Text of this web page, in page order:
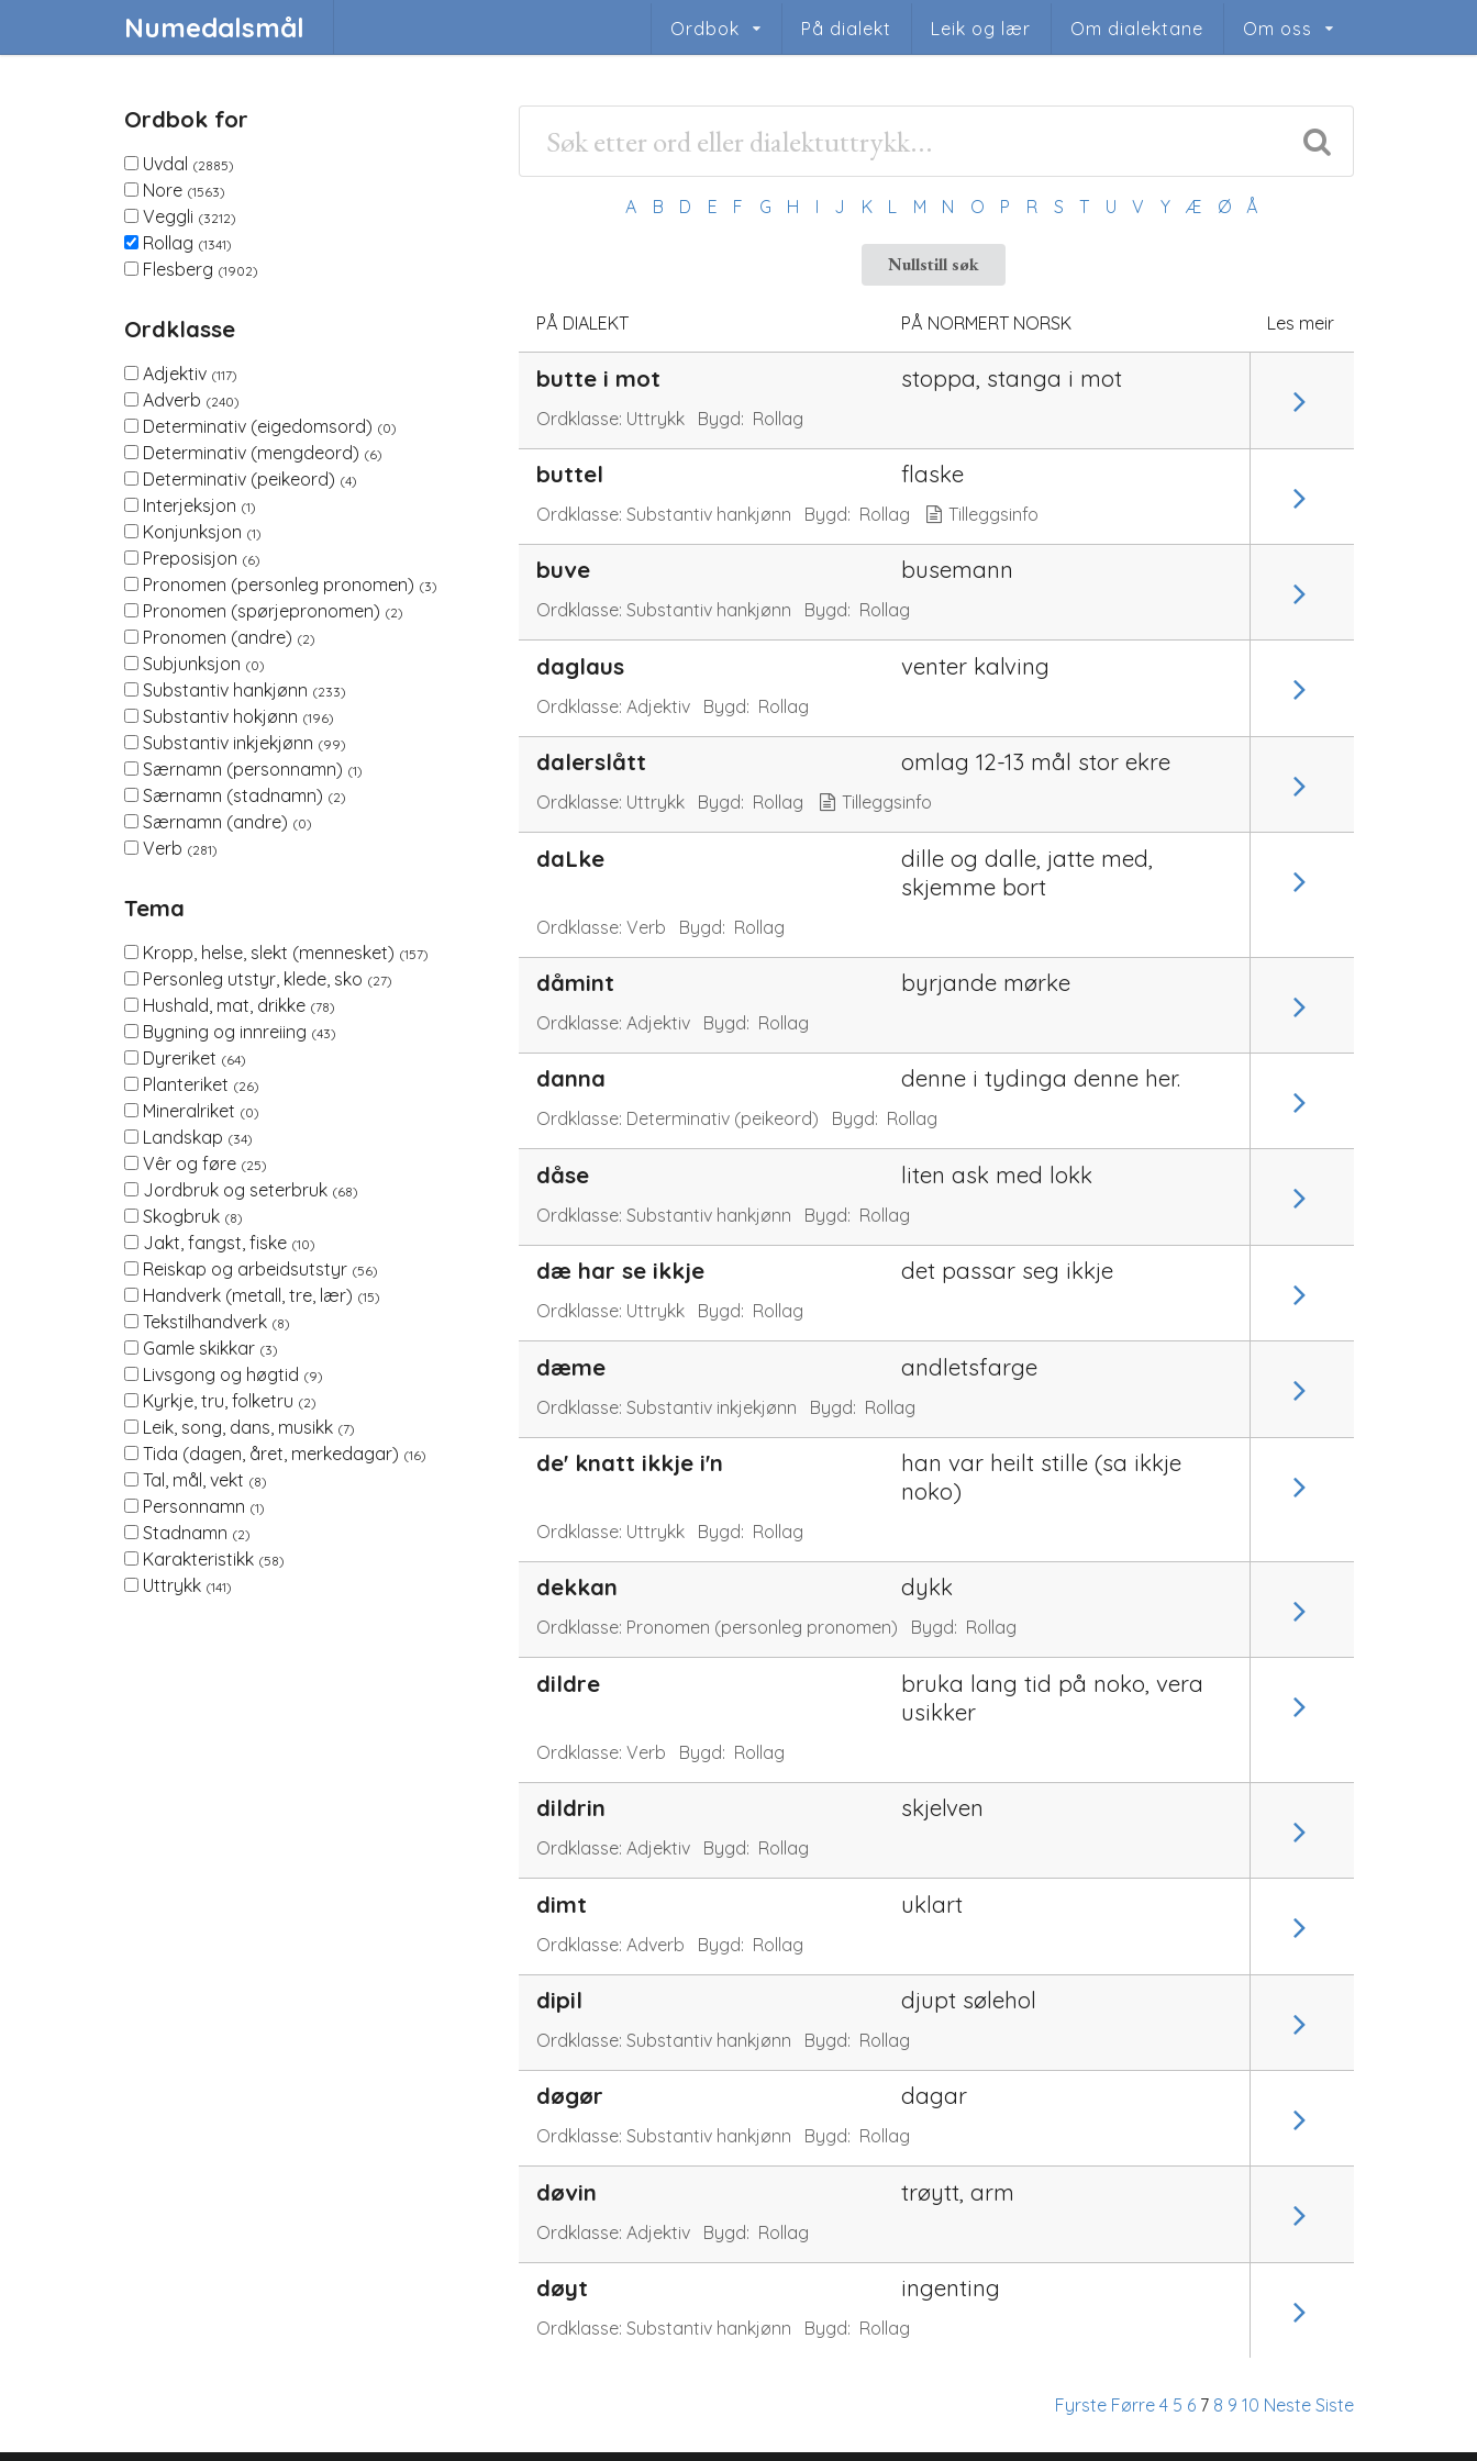
Numedalsmål Ordbok På dialekt Leik og lær Om dialektane Om oss
Ordbok for
Uvdal (2885)
Nore (1563)
Veggli (3212)
Rollag (1341)
Flesberg (1902)
Ordklasse
Adjektiv (117)
Adverb (240)
Determinativ (eigedomsord) (0)
Determinativ (mengdeord) (6)
Determinativ (peikeord) (4)
Interjeksjon (1)
Konjunksjon (1)
Preposisjon (6)
Pronomen (personleg pronomen) (3)
Pronomen (spørjepronomen) (2)
Pronomen (andre) (2)
Subjunksjon (0)
Substantiv hankjønn (233)
Substantiv hokjønn (196)
Substantiv inkjekjønn (99)
Særnamn (personnamn) (1)
Særnamn (stadnamn) (2)
Særnamn (andre) (0)
Verb (281)
Tema
Kropp, helse, slekt (mennesket) (157)
Personleg utstyr, klede, sko (27)
Hushald, mat, drikke (78)
Bygning og innreiing (43)
Dyreriket (64)
Planteriket (26)
Mineralriket (0)
Landskap (34)
Vêr og føre (25)
Jordbruk og seterbruk (68)
Skogbruk (8)
Jakt, fangst, fiske (10)
Reiskap og arbeidsutstyr (56)
Handverk (metall, tre, lær) (15)
Tekstilhandverk (8)
Gamle skikkar (3)
Livsgong og høgtid (9)
Kyrkje, tru, folketru (2)
Leik, song, dans, musikk (7)
Tida (dagen, året, merkedagar) (16)
Tal, mål, vekt (8)
Personnamn (1)
Stadnamn (2)
Karakteristikk (58)
Uttrykk (141)
A B D E F G H I J K L M N O P R S T U V Y Æ Ø Å
Nullstill søk
PÅ DIALEKT PÅ NORMERT NORSK Les meir
butte i mot stoppa, stanga i mot
Ordklasse: Uttrykk Bygd: Rollag
buttel flaske
Ordklasse:Substantiv hankjønn Bygd: Rollag Tilleggsinfo
buve busemann
Ordklasse:Substantiv hankjønn Bygd: Rollag
daglaus venter kalving
Ordklasse:Adjektiv Bygd: Rollag
dalerslått omlag 12-13 mål stor ekre
Ordklasse: Uttrykk Bygd: Rollag Tilleggsinfo
daLke
dille og dalle, jatte med,
skjemme bort
Ordklasse:Verb Bygd: Rollag
dåmint byrjande mørke
Ordklasse:Adjektiv Bygd: Rollag
danna denne i tydinga denne her.
Ordklasse: Determinativ (peikeord) Bygd: Rollag
dåse liten ask med lokk
Ordklasse:Substantiv hankjønn Bygd: Rollag
dæ har se ikkje det passar seg ikkje
Ordklasse: Uttrykk Bygd: Rollag
dæme andletsfarge
Ordklasse:Substantiv inkjekjønn Bygd: Rollag
de' knatt ikkje i'n
han var heilt stille (sa ikkje
noko)
Ordklasse: Uttrykk Bygd: Rollag
dekkan dykk
Ordklasse: Pronomen (personleg pronomen) Bygd: Rollag
dildre
bruka lang tid på noko, vera
usikker
Ordklasse:Verb Bygd: Rollag
dildrin skjelven
Ordklasse:Adjektiv Bygd: Rollag
dimt uklart
Ordklasse:Adverb Bygd: Rollag
dipil djupt sølehol
Ordklasse:Substantiv hankjønn Bygd: Rollag
døgør dagar
Ordklasse:Substantiv hankjønn Bygd: Rollag
døvin trøytt, arm
Ordklasse:Adjektiv Bygd: Rollag
døyt ingenting
Ordklasse:Substantiv hankjønn Bygd: Rollag
Fyrste Førre 4 5 6 7 8 9 10 Neste Siste